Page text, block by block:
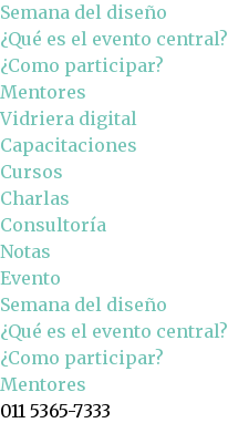
Semana del diseño
¿Qué es el evento central?
¿Como participar?
Mentores
Vidriera digital
Capacitaciones
Cursos
Charlas
Consultoría
Notas
Evento
Semana del diseño
¿Qué es el evento central?
¿Como participar?
Mentores
011 5365-7333